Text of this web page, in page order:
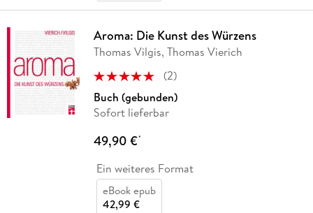
Aroma: Die Kunst des Würzens
Thomas Vilgis, Thomas Vierich
(2)
Buch (gebunden)
Sofort lieferbar
49,90 €*
Ein weiteres Format
eBook epub
42,99 €